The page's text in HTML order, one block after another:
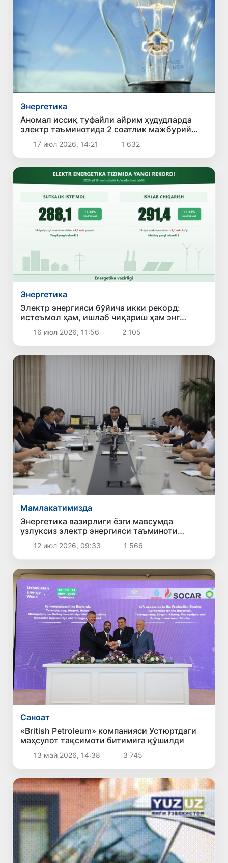
Энергетика
Аномал иссиқ туфайли айрим ҳудудларда
электр таъминотида 2 соатлик мажбурий
чеклов жорий этилди
17 июл 2026, 14:21 1 632
Энергетика
Электр энергияси бўйича икки рекорд:
истеъмол ҳам, ишлаб чиқариш ҳам энг
юқори кўрсаткичга чиқди
16 июл 2026, 11:56 2 105
Мамлакатимизда
Энергетика вазирлиги ёзги мавсумда
узлуксиз электр энергияси таъминоти
бўйича чораларни кучайтирмоқда
12 июл 2026, 09:33 1 566
Саноат
«British Petroleum» компанияси Устюртдаги
маҳсулот тақсимоти битимига қўшилди
13 май 2026, 14:38 3 745